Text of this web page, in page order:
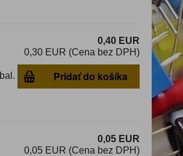
0,40 EUR
0,30 EUR (Cena bez DPH)
bal. Pridať do košíka
0,05 EUR
0,05 EUR (Cena bez DPH)